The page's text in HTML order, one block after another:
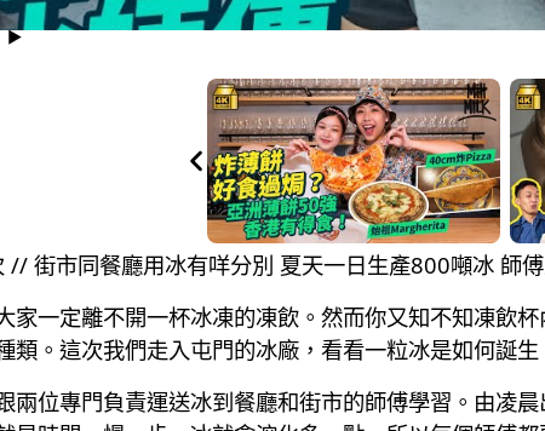
街市同餐廳用冰有咩分別 夏天一日生產800噸冰 師
家一定離不開一杯冰凍的凍飲。然而你又知不知凍飲
類。這次我們走入屯門的冰廠，看看一粒冰是如何誕生
兩位專門負責運送冰到餐廳和街市的師傅學習。由凌